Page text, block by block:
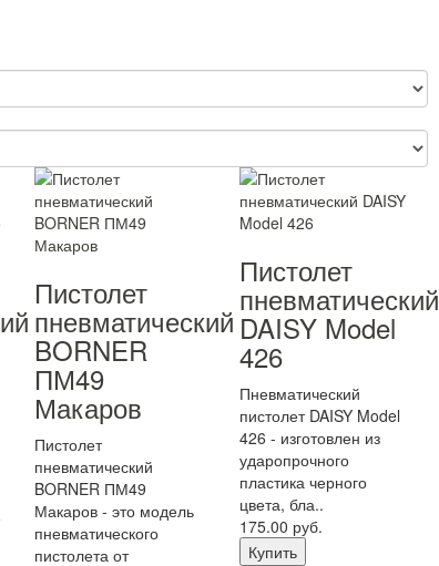
Пистолет
пневматический
BORNER
ПМ49
Макаров
Пистолет
пневматический
BORNER ПМ49
Макаров - это модель
пневматического
пистолета от
Пистолет
пневматический
DAISY Model
426
Пневматический
пистолет DAISY Model
426 - изготовлен из
ударопрочного
пластика черного
цвета, бла..
175.00 руб.